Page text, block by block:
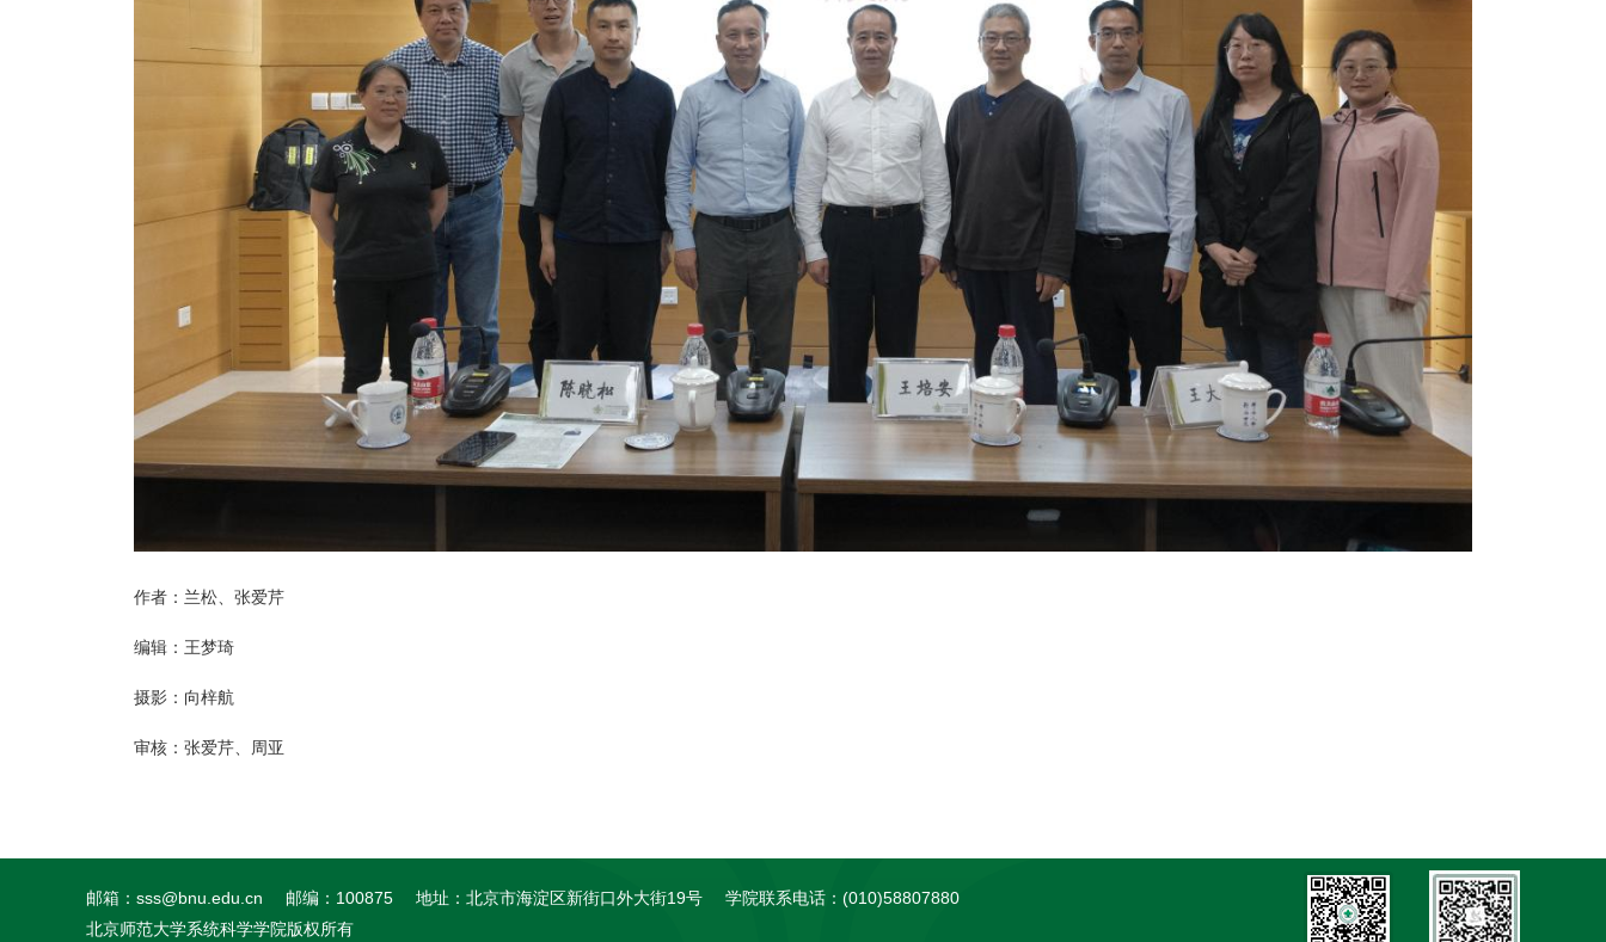
作者 ：兰松、张爱芹
编辑：王梦琦
摄影：向梓航
审核：张爱芹、周亚
邮箱：sss@bnu.edu.cn 邮编：100875 地址：北京市海淀区新街口外大街19号
学院联系电话：(010)58807880
北京师范大学系统科学学院版权所有